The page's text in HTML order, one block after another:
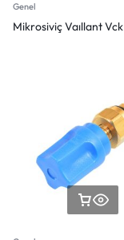
Genel
Mikrosiviç Vaıllant Vck